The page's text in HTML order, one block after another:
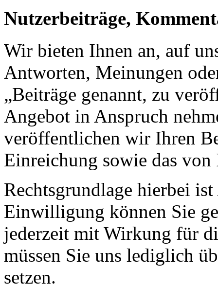
Nutzerbeiträge,
Wir bieten Ihnen an, auf
Antworten, Meinungen
„Beiträge genannt, zu
Angebot in Anspruch
veröffentlichen wir Ihren
Einreichung sowie das
Rechtsgrundlage hierbei
Einwilligung können Sie
jederzeit mit Wirkung für
müssen Sie uns lediglich
setzen.